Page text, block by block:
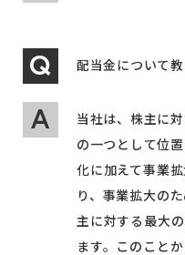
配当金について教
当社は、株主に
の一つとして位
化に加えて事業
り、事業拡大の
主に対する最大
ます。このこと